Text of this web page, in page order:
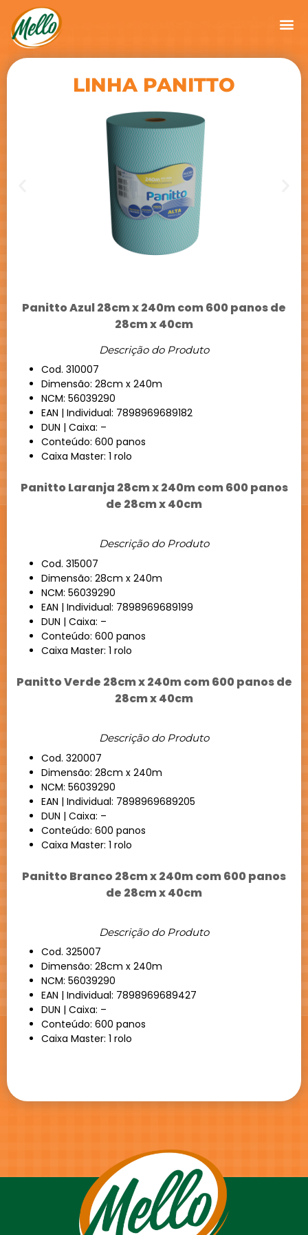
LINHA PANITTO
Panitto Azul 28cm x 240m com 600 panos de
28cm x 40cm
Descrição do Produto
Cod. 310007
Dimensão: 28cm x 240m
NCM: 56039290
EAN | Individual: 7898969689182
DUN | Caixa: –
Conteúdo: 600 panos
Caixa Master: 1 rolo
Panitto Laranja 28cm x 240m com 600 panos
de 28cm x 40cm
Descrição do Produto
Cod. 315007
Dimensão: 28cm x 240m
NCM: 56039290
EAN | Individual: 7898969689199
DUN | Caixa: –
Conteúdo: 600 panos
Caixa Master: 1 rolo
Panitto Verde 28cm x 240m com 600 panos de
28cm x 40cm
Descrição do Produto
Cod. 320007
Dimensão: 28cm x 240m
NCM: 56039290
EAN | Individual: 7898969689205
DUN | Caixa: –
Conteúdo: 600 panos
Caixa Master: 1 rolo
Panitto Branco 28cm x 240m com 600 panos
de 28cm x 40cm
Descrição do Produto
Cod. 325007
Dimensão: 28cm x 240m
NCM: 56039290
EAN | Individual: 7898969689427
DUN | Caixa: –
Conteúdo: 600 panos
Caixa Master: 1 rolo